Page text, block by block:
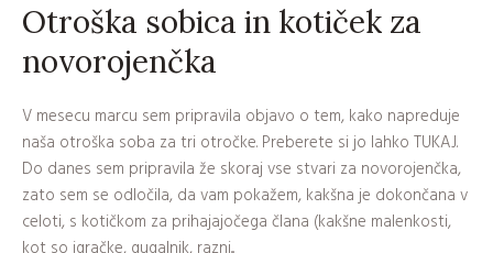
Otroška sobica in kotiček za
novorojenčka
V mesecu marcu sem pripravila objavo o tem, kako napreduje
naša otroška soba za tri otročke. Preberete si jo lahko TUKAJ.
Do danes sem pripravila že skoraj vse stvari za novorojenčka,
zato sem se odločila, da vam pokažem, kakšna je dokončana v
celoti, s kotičkom za prihajajočega člana (kakšne malenkosti,